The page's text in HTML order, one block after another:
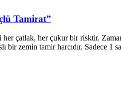
Tamirat”
çatlak, her çukur bir risktir.
zemin tamir harcıdır. Sadece 1